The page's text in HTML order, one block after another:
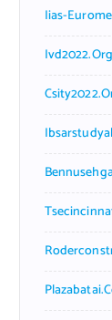
Iias-
Ivd2022.org